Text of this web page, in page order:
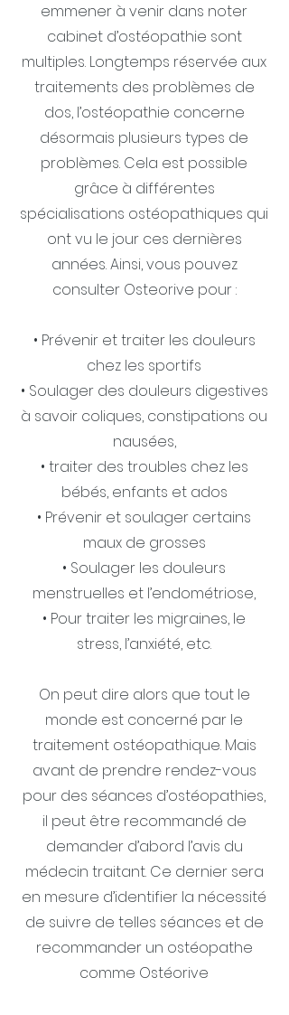
emmener à venir dans noter
cabinet d’ostéopathie sont
multiples. Longtemps réservée aux
traitements des problèmes de
dos, l’ostéopathie concerne
désormais plusieurs types de
problèmes. Cela est possible
grâce à différentes
spécialisations ostéopathiques qui
ont vu le jour ces dernières
années. Ainsi, vous pouvez
consulter Osteorive pour :
• Prévenir et traiter les douleurs
chez les sportifs
• Soulager des douleurs digestives
à savoir coliques, constipations ou
nausées,
• traiter des troubles chez les
bébés, enfants et ados
• Prévenir et soulager certains
maux de grosses
• Soulager les douleurs
menstruelles et l’endométriose,
• Pour traiter les migraines, le
stress, l’anxiété, etc.
On peut dire alors que tout le
monde est concerné par le
traitement ostéopathique. Mais
avant de prendre rendez-vous
pour des séances d’ostéopathies,
il peut être recommandé de
demander d’abord l’avis du
médecin traitant. Ce dernier sera
en mesure d’identifier la nécessité
de suivre de telles séances et de
recommander un ostéopathe
comme Ostéorive